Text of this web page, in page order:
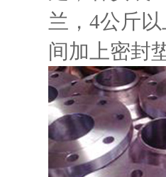
兰，4公斤
间加上密封